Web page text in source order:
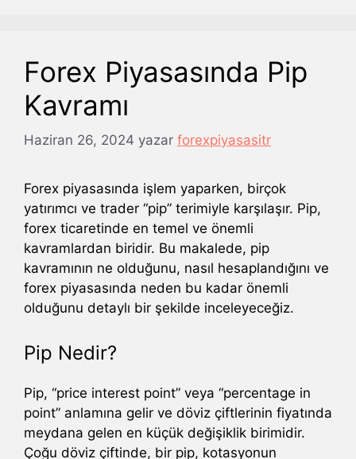
Forex Piyasasında Pip
Kavramı
Haziran 26, 2024 yazar forexpiyasasitr
Forex piyasasında işlem yaparken, birçok
yatırımcı ve trader “pip” terimiyle karşılaşır. Pip,
forex ticaretinde en temel ve önemli
kavramlardan biridir. Bu makalede, pip
kavramının ne olduğunu, nasıl hesaplandığını ve
forex piyasasında neden bu kadar önemli
olduğunu detaylı bir şekilde inceleyeceğiz.
Pip Nedir?
Pip, “price interest point” veya “percentage in
point” anlamına gelir ve döviz çiftlerinin fiyatında
meydana gelen en küçük değişiklik birimidir.
Çoğu döviz çiftinde, bir pip, kotasyonun